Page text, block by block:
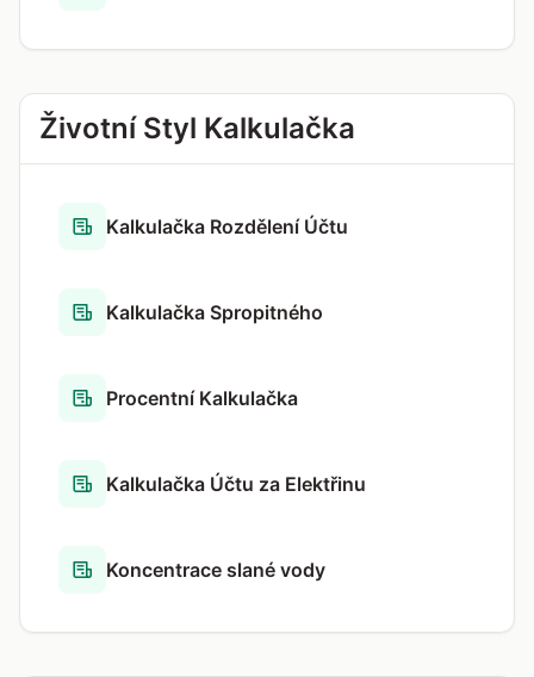
Životní Styl Kalkulačka
Kalkulačka Rozdělení Účtu
Kalkulačka Spropitného
Procentní Kalkulačka
Kalkulačka Účtu za Elektřinu
Koncentrace slané vody